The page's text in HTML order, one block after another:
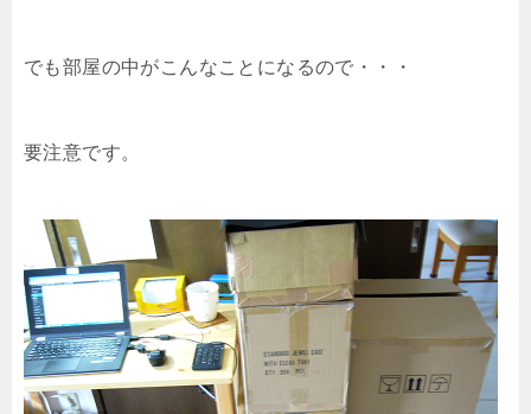
でも部屋の中がこんなことになるので・・・
要注意です。